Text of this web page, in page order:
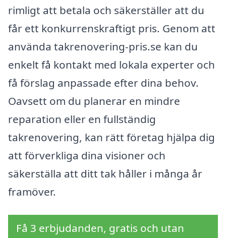
rimligt att betala och säkerställer att du
får ett konkurrenskraftigt pris. Genom att
använda takrenovering-pris.se kan du
enkelt få kontakt med lokala experter och
få förslag anpassade efter dina behov.
Oavsett om du planerar en mindre
reparation eller en fullständig
takrenovering, kan rätt företag hjälpa dig
att förverkliga dina visioner och
säkerställa att ditt tak håller i många år
framöver.
Få 3 erbjudanden, gratis och utan